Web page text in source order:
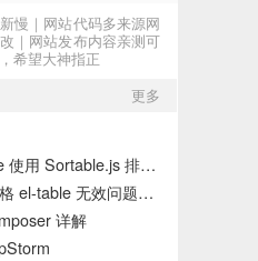
慢｜网站代码多来源网
｜网站发布内容亲测可
希望大神指正
更多
排序错误解决
table 无效问题解决
详解